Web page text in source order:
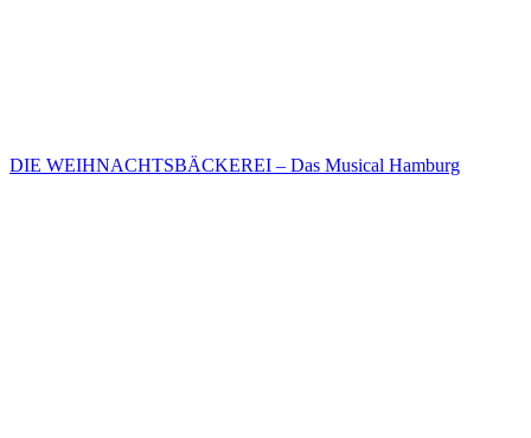
DIE WEIHNACHTSBÄCKEREI – Das Musical Hamburg